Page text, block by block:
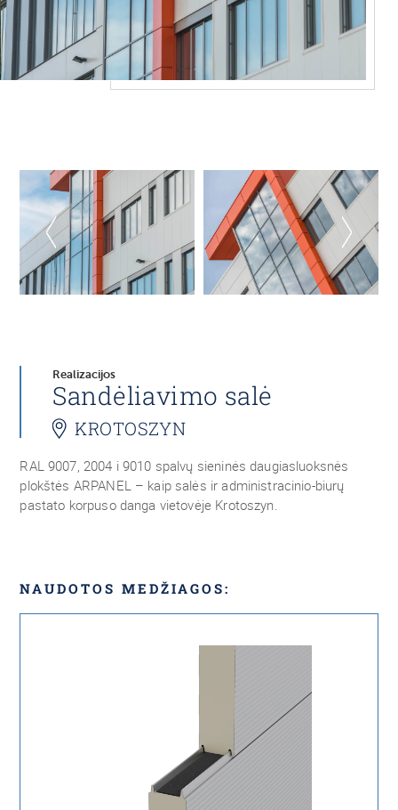
Realizacijos
Sandėliavimo salė
KROTOSZYN
RAL 9007, 2004 i 9010 spalvų sieninės daugiasluoksnės
plokštės ARPANEL – kaip salės ir administracinio-biurų
pastato korpuso danga vietovėje Krotoszyn.
NAUDOTOS MEDŽIAGOS: